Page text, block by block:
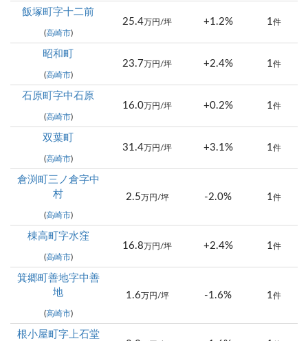
飯塚町字十二前
(高崎市)
25.4 万円/坪 +1.2% 1件
昭和町
(高崎市)
23.7 万円/坪 +2.4% 1件
石原町字中石原
(高崎市)
16.0 万円/坪 +0.2% 1件
双葉町
(高崎市)
31.4 万円/坪 +3.1% 1件
倉渕町三ノ倉字中
村
(高崎市)
2.5 万円/坪 -2.0% 1件
棟高町字水窪
(高崎市)
16.8 万円/坪 +2.4% 1件
箕郷町善地字中善
地
(高崎市)
1.6 万円/坪 -1.6% 1件
根小屋町字上石堂